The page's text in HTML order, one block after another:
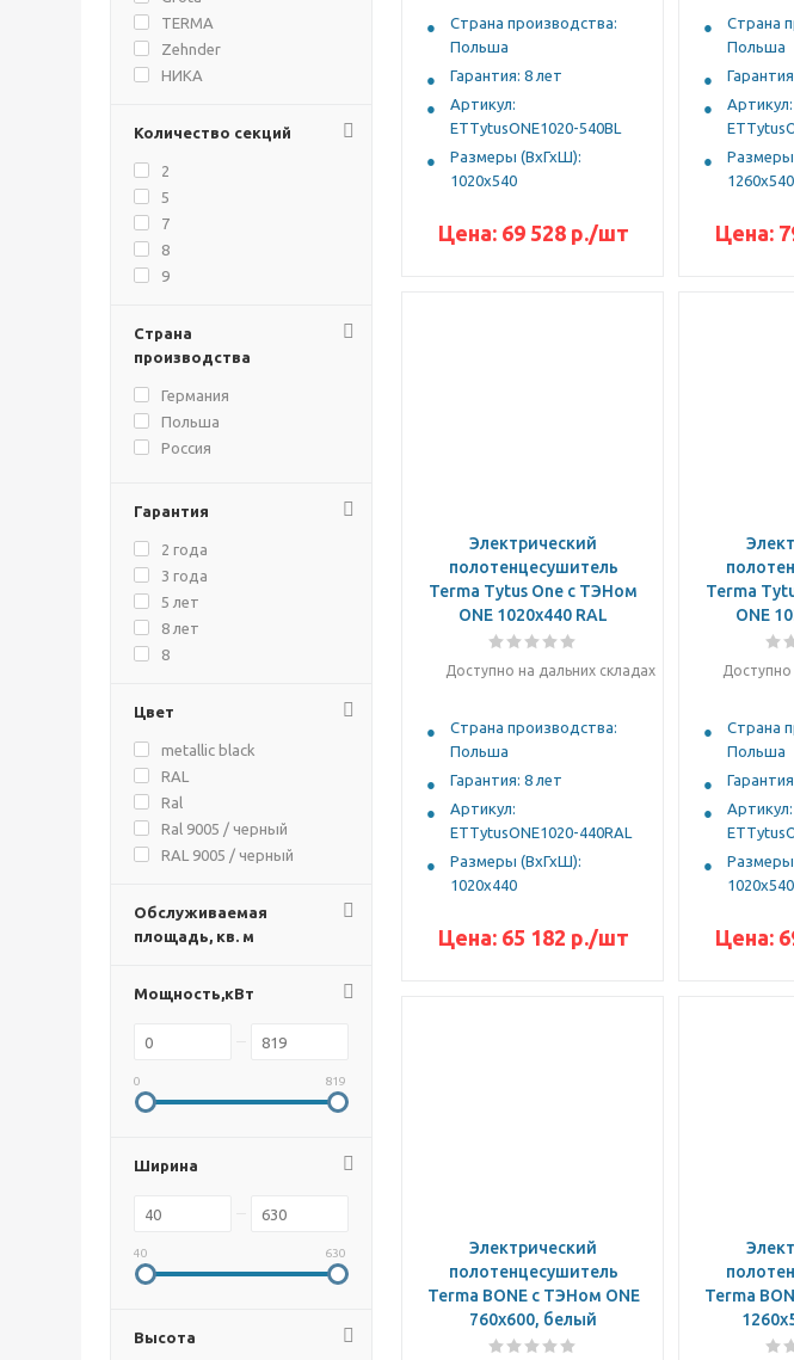
Granito
GROSSO
Marlin
Quadro
Tytus One
VELA
Vento
Vipera
VISTA
Warp T
TERMA
Zehnder
НИКА
Терминус
Количество секций
2
5
7
8
9
11
12
15
Страна
производства
Германия
Польша
Россия
Гарантия
2 года
3 года
5 лет
8 лет
8
Цвет
metallic black
RAL
Ral
Ral 9005 / черный
RAL 9005 / черный
RAL9005 / черный
RAL9016 / белый
белый (Ral 9016)
Золото
Золото матовое
матовая нержавейка
сталь
Обслуживаемая
площадь, кв. м
Мощность,кВт
0 819
Ширина
40 630
Высота
Страна производства:
Польша
Гарантия: 8 лет
Артикул:
ETTytusONE1020-540BL
Размеры (ВхГхШ):
1020x540
Цена: 69 528р./шт
Страна
Польша
Артикул:
1260x540
Цена:
Электрический
полотенцесушитель
Terma Tytus One с ТЭНом
ONE 1020x440 RAL
Доступно на дальних складах
Страна производства:
Польша
Гарантия: 8 лет
Артикул:
ETTytusONE1020-440RAL
Размеры (ВхГхШ):
1020x440
Цена: 65 182 р./шт
Terma
ONE
Доступно
Страна
Польша
Артикул:
1020x540
Цена:
Электрический
полотенцесушитель
Terma BONE с ТЭНом ONE
760x600, белый
Terma